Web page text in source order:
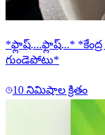
*ఫ్లాష్....ఫ్లాష్...*
గుండెపోటు*
10 నిమిషాల క్రితం